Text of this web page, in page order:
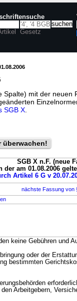
Gesetz
Spalte) mit der neuen
SGB X
überwachen!
SGB X n.F. (neue
der am 01.08.2006
Artikel 6 G v
nächste Fassung von
keine Gebühren und
oder der
bestimmten
Arbeitgebern,